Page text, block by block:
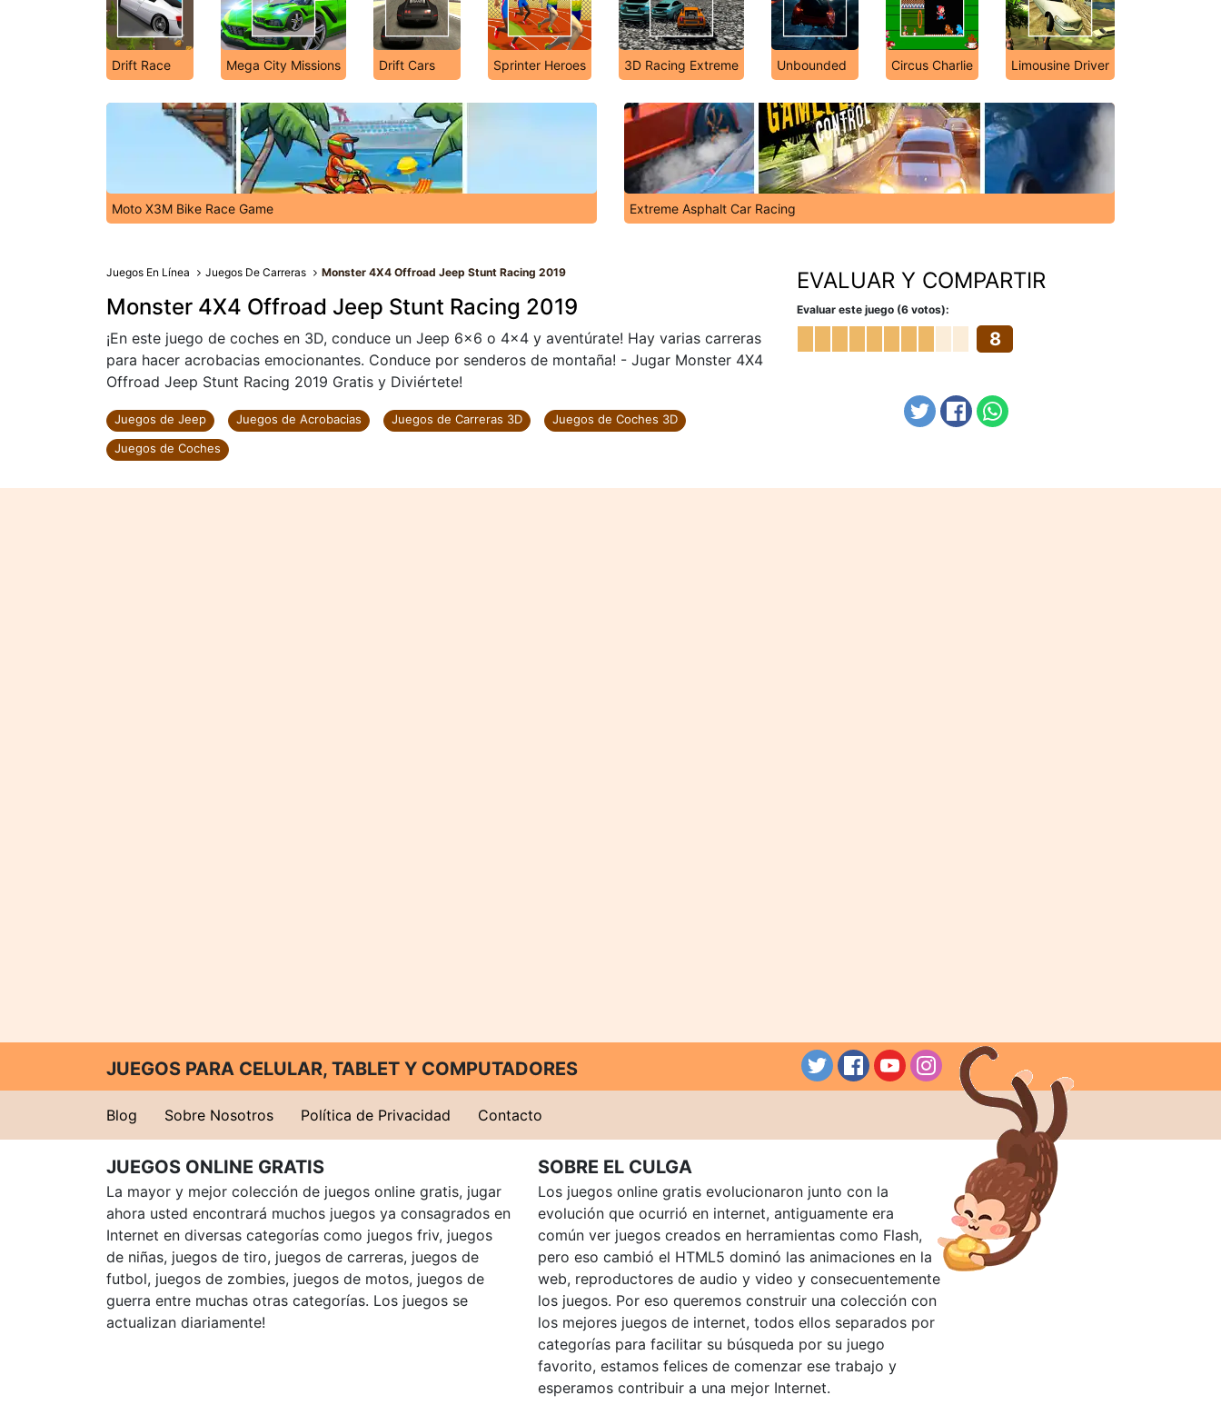
Drift Race Mega City Missions Drift Cars Sprinter Heroes 3D Racing Extreme Unbounded Circus Charlie Limousine Driver
Moto X3M Bike Race Game Extreme Asphalt Car Racing
Juegos En Línea Juegos De Carreras Monster 4X4 Offroad Jeep Stunt Racing 2019
Monster 4X4 Offroad Jeep Stunt Racing 2019
¡En este juego de coches en 3D, conduce un Jeep 6x6 o 4x4 y aventúrate! Hay varias carreras
para hacer acrobacias emocionantes. Conduce por senderos de montaña! - Jugar Monster 4X4
Offroad Jeep Stunt Racing 2019 Gratis y Diviértete!
Juegos de Jeep Juegos de Acrobacias Juegos de Carreras 3D
Juegos de Coches 3D
Juegos de Coches
EVALUAR Y COMPARTIR
Evaluar este juego (6 votos):
8
JUEGOS PARA CELULAR, TABLET Y COMPUTADORES
Blog Sobre Nosotros Política de Privacidad Contacto
JUEGOS ONLINE GRATIS
La mayor y mejor colección de juegos online gratis, jugar
ahora usted encontrará muchos juegos ya consagrados en
Internet en diversas categorías como juegos friv, juegos
de niñas, juegos de tiro, juegos de carreras, juegos de
futbol, juegos de zombies, juegos de motos, juegos de
guerra entre muchas otras categorías. Los juegos se
actualizan diariamente!
SOBRE EL CULGA
Los juegos online gratis evolucionaron junto con la
evolución que ocurrió en internet, antiguamente era
común ver juegos creados en herramientas como Flash,
pero eso cambió el HTML5 dominó las animaciones en la
web, reproductores de audio y video y consecuentemente
los juegos. Por eso queremos construir una colección con
los mejores juegos de internet, todos ellos separados por
categorías para facilitar su búsqueda por su juego
favorito, estamos felices de comenzar ese trabajo y
esperamos contribuir a una mejor Internet.